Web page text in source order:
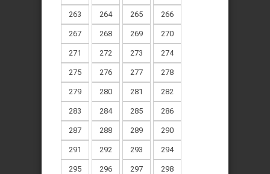
263 264 265 266
267 268 269 270
271 272 273 274
275 276 277 278
279 280 281 282
283 284 285 286
287 288 289 290
291 292 293 294
295 296 297 298